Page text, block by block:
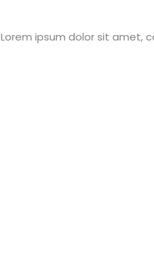
Lorem ipsum dolor sit amet,